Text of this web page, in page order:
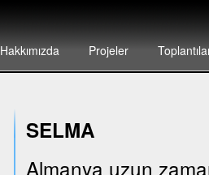
Hakkımızda Projeler
SELMA
Almanya uzun